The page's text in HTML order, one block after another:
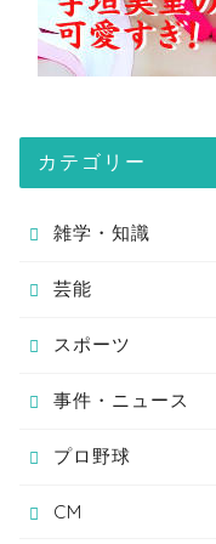
カテゴリー
雑学・知識
芸能
スポーツ
事件・ニュース
プロ野球
CM